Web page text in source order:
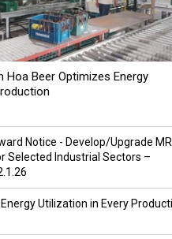
Hoa Beer Optimizes Energy
Notice - Develop/Upgrade
Selected Industrial Sectors –
Utilization in Every